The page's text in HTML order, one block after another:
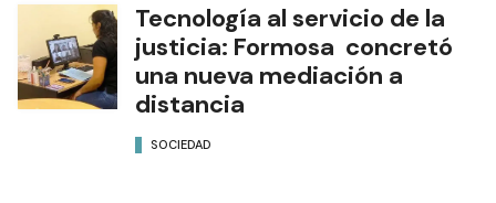
Tecnología al servicio de la
justicia: Formosa concretó
una nueva mediación a
distancia
SOCIEDAD